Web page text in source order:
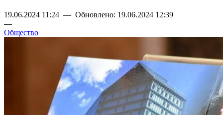
19.06.2024 11:24 — Обновлено: 19.06.2024 12:39
—
Общество